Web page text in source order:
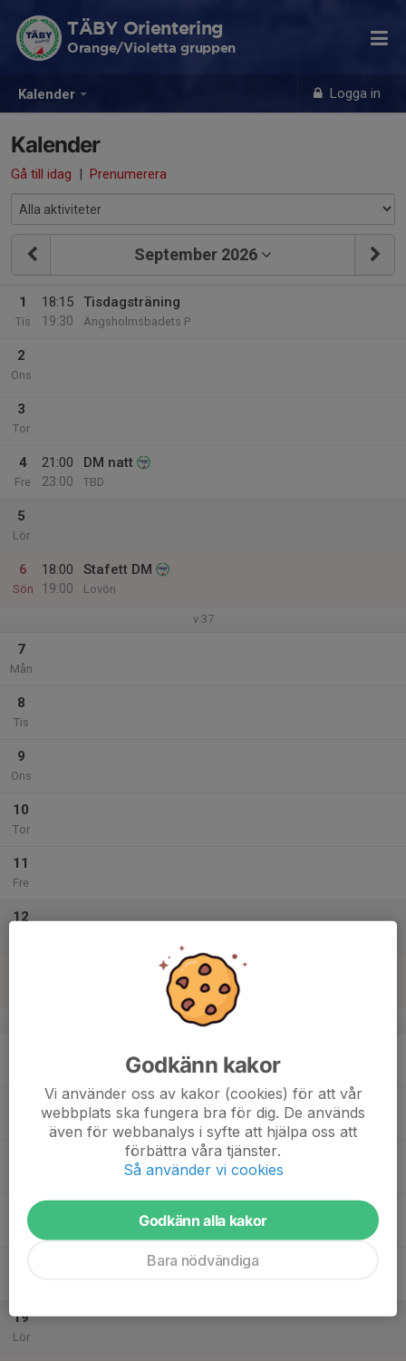
Kalender Logga in
TÄBY Orientering
Orange/Violetta gruppen
Kalender
Gå till idag | Prenumerera
September 2026
1
Tis
18:15
19:30
Tisdagsträning
Ängsholmsbadets P
2
Ons
3
Tor
4
Fre
21:00
23:00
DM natt
TBD
5
Lör
6
Sön
18:00
19:00
Stafett DM
Lovön
v.37
7
Mån
8
Tis
9
Ons
10
Tor
11
Fre
12
Järfällamedeln
v.38
17
Tor
19
Lör
Godkänn kakor
Vi använder oss av kakor (cookies) för att vår
webbplats ska fungera bra för dig. De används
även för webbanalys i syfte att hjälpa oss att
förbättra våra tjänster.
Så använder vi cookies
Godkänn alla kakor
Bara nödvändiga